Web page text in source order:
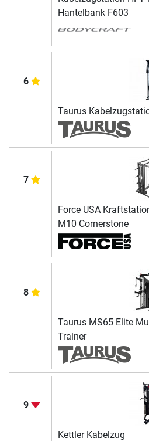
Hantelbank F603
6
Taurus
7
Force USA
M10 Cornerstone
8
Taurus MS65 Elite
Trainer
9
Kettler Kabelzug